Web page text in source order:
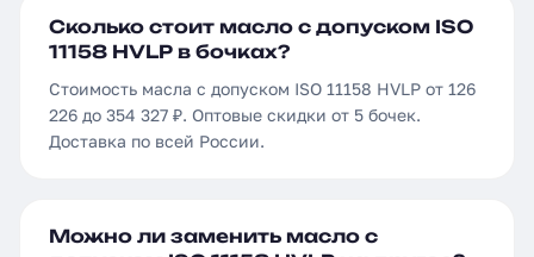
Сколько стоит масло с допуском ISO
11158 HVLP в бочках?
Стоимость масла с допуском ISO 11158 HVLP от 126
226 до 354 327 ₽. Оптовые скидки от 5 бочек.
Доставка по всей России.
Можно ли заменить масло с